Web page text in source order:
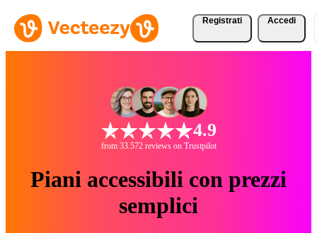
Registrati Accedi
4.9
from 33.572 reviews on Trustpilot
Piani accessibili con prezzi
semplici